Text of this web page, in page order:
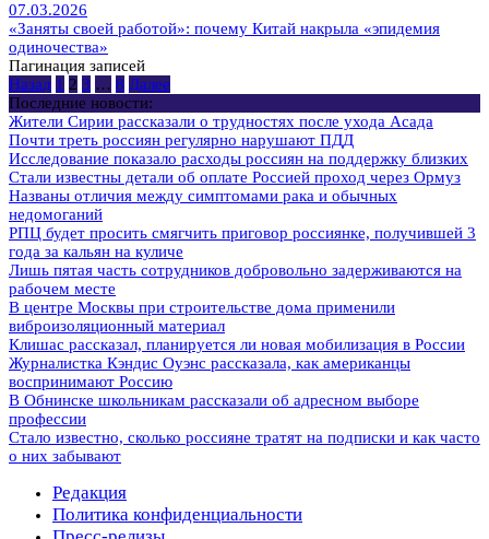
07.03.2026
«Заняты своей работой»: почему Китай накрыла «эпидемия
одиночества»
Пагинация записей
Назад 1 2 3 … 8 Далее
Последние новости:
Жители Сирии рассказали о трудностях после ухода Асада
Почти треть россиян регулярно нарушают ПДД
Исследование показало расходы россиян на поддержку близких
Стали известны детали об оплате Россией проход через Ормуз
Названы отличия между симптомами рака и обычных
недомоганий
РПЦ будет просить смягчить приговор россиянке, получившей 3
года за кальян на куличе
Лишь пятая часть сотрудников добровольно задерживаются на
рабочем месте
В центре Москвы при строительстве дома применили
виброизоляционный материал
Клишас рассказал, планируется ли новая мобилизация в России
Журналистка Кэндис Оуэнс рассказала, как американцы
воспринимают Россию
В Обнинске школьникам рассказали об адресном выборе
профессии
Стало известно, сколько россияне тратят на подписки и как часто
о них забывают
Редакция
Политика конфиденциальности